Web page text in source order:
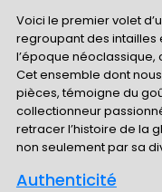
Voici le premier volet
regroupant des intailles
l’époque néoclassique,
Cet ensemble dont
pièces, témoigne du
collectionneur
retracer l’histoire de la
non seulement par sa
Authenticité